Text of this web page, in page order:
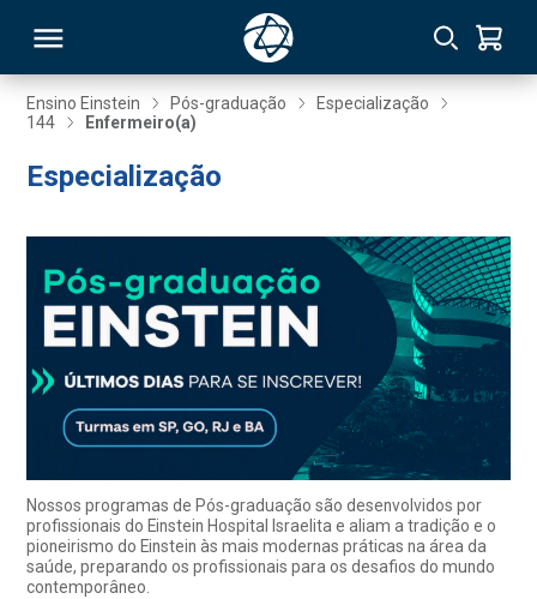
Ensino Einstein Pós-graduação
Especialização
144
Enfermeiro(a)
Especialização
Nossos programas de Pós-graduação são desenvolvidos por
profissionais do Einstein Hospital Israelita e aliam a tradição e o
pioneirismo do Einstein às mais modernas práticas na área da
saúde, preparando os profissionais para os desafios do mundo
contemporâneo.